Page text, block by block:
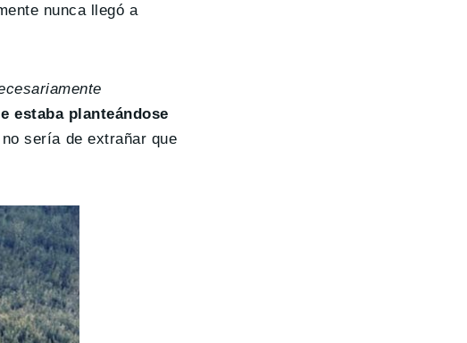
nunca llegó a
estaba planteándose
sería de extrañar que